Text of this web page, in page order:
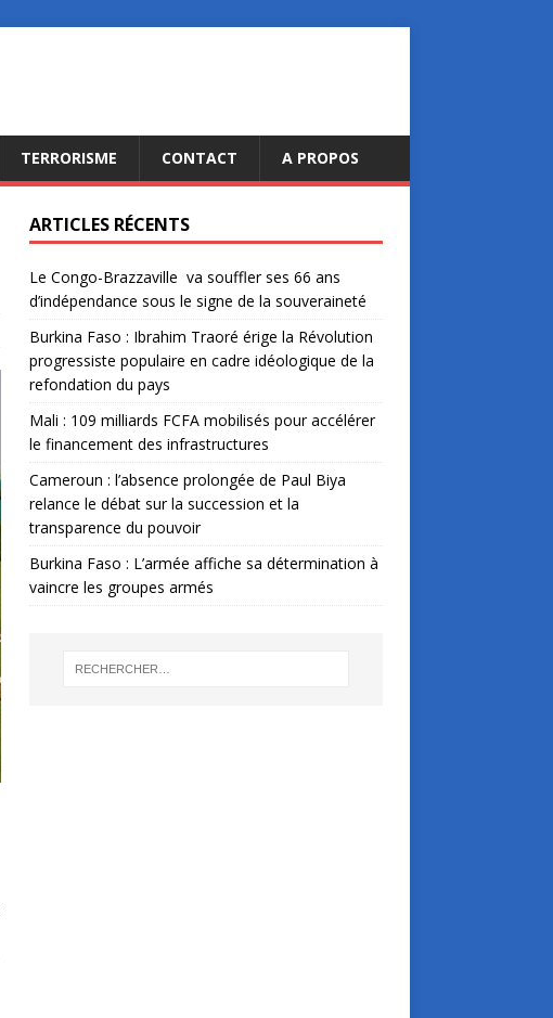
TERRORISME CONTACT A PROPOS
ARTICLES RÉCENTS
Le Congo-Brazzaville va souffler ses 66 ans
d’indépendance sous le signe de la souveraineté
Burkina Faso : Ibrahim Traoré érige la Révolution
progressiste populaire en cadre idéologique de la
refondation du pays
Mali : 109 milliards FCFA mobilisés pour accélérer
le financement des infrastructures
Cameroun : l’absence prolongée de Paul Biya
relance le débat sur la succession et la
transparence du pouvoir
Burkina Faso : L’armée affiche sa détermination à
vaincre les groupes armés